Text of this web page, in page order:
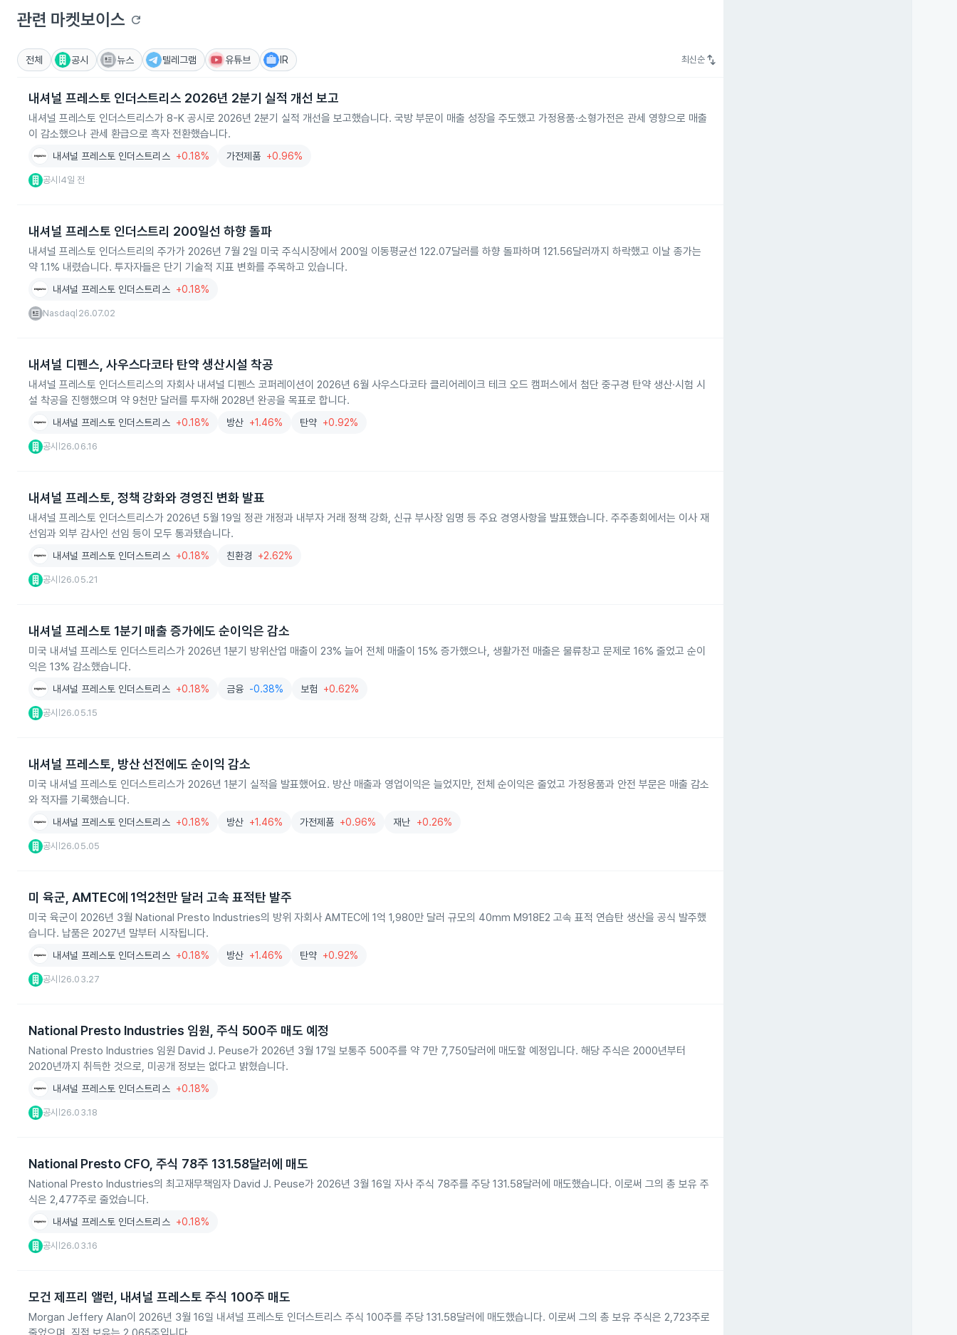
관련 마켓보이스 refresh
전체 공시 뉴스 텔레그램 유튜브 IR 최신순 swap_vert
내셔널 프레스토 인더스트리스 2026년 2분기 실적 개선 보고
내셔널 프레스토 인더스트리스가 8-K 공시로 2026년 2분기 실적 개선을 보고했습니다. 국방 부문이 매출 성장을 주도했고 가정용품·소형가전은 관세 영향으로 매출
이 감소했으나 관세 환급으로 흑자 전환했습니다.
내셔널 프레스토 인더스트리스 +0.18% 가전제품 +0.96%
공시 4일 전
내셔널 프레스토 인더스트리 200일선 하향 돌파
내셔널 프레스토 인더스트리의 주가가 2026년 7월 2일 미국 주식시장에서 200일 이동평균선 122.07달러를 하향 돌파하며 121.56달러까지 하락했고 이날 종가는
약 1.1% 내렸습니다. 투자자들은 단기 기술적 지표 변화를 주목하고 있습니다.
내셔널 프레스토 인더스트리스 +0.18%
Nasdaq 26.07.02
내셔널 디펜스, 사우스다코타 탄약 생산시설 착공
내셔널 프레스토 인더스트리스의 자회사 내셔널 디펜스 코퍼레이션이 2026년 6월 사우스다코타 클리어레이크 테크 오드 캠퍼스에서 첨단 중구경 탄약 생산·시험 시
설 착공을 진행했으며 약 9천만 달러를 투자해 2028년 완공을 목표로 합니다.
내셔널 프레스토 인더스트리스 +0.18% 방산 +1.46% 탄약 +0.92%
공시 26.06.16
내셔널 프레스토, 정책 강화와 경영진 변화 발표
내셔널 프레스토 인더스트리스가 2026년 5월 19일 정관 개정과 내부자 거래 정책 강화, 신규 부사장 임명 등 주요 경영사항을 발표했습니다. 주주총회에서는 이사 재
선임과 외부 감사인 선임 등이 모두 통과됐습니다.
내셔널 프레스토 인더스트리스 +0.18% 친환경 +2.62%
공시 26.05.21
내셔널 프레스토 1분기 매출 증가에도 순이익은 감소
미국 내셔널 프레스토 인더스트리스가 2026년 1분기 방위산업 매출이 23% 늘어 전체 매출이 15% 증가했으나, 생활가전 매출은 물류창고 문제로 16% 줄었고 순이
익은 13% 감소했습니다.
내셔널 프레스토 인더스트리스 +0.18% 금융 -0.38% 보험 +0.62%
공시 26.05.15
내셔널 프레스토, 방산 선전에도 순이익 감소
미국 내셔널 프레스토 인더스트리스가 2026년 1분기 실적을 발표했어요. 방산 매출과 영업이익은 늘었지만, 전체 순이익은 줄었고 가정용품과 안전 부문은 매출 감소
와 적자를 기록했습니다.
내셔널 프레스토 인더스트리스 +0.18% 방산 +1.46% 가전제품 +0.96% 재난 +0.26%
공시 26.05.05
미 육군, AMTEC에 1억2천만 달러 고속 표적탄 발주
미국 육군이 2026년 3월 National Presto Industries의 방위 자회사 AMTEC에 1억 1,980만 달러 규모의 40mm M918E2 고속 표적 연습탄 생산을 공식 발주했
습니다. 납품은 2027년 말부터 시작됩니다.
내셔널 프레스토 인더스트리스 +0.18% 방산 +1.46% 탄약 +0.92%
공시 26.03.27
National Presto Industries 임원, 주식 500주 매도 예정
National Presto Industries 임원 David J. Peuse가 2026년 3월 17일 보통주 500주를 약 7만 7,750달러에 매도할 예정입니다. 해당 주식은 2000년부터
2020년까지 취득한 것으로, 미공개 정보는 없다고 밝혔습니다.
내셔널 프레스토 인더스트리스 +0.18%
공시 26.03.18
National Presto CFO, 주식 78주 131.58달러에 매도
National Presto Industries의 최고재무책임자 David J. Peuse가 2026년 3월 16일 자사 주식 78주를 주당 131.58달러에 매도했습니다. 이로써 그의 총 보유 주
식은 2,477주로 줄었습니다.
내셔널 프레스토 인더스트리스 +0.18%
공시 26.03.16
모건 제프리 앨런, 내셔널 프레스토 주식 100주 매도
Morgan Jeffery Alan이 2026년 3월 16일 내셔널 프레스토 인더스트리스 주식 100주를 주당 131.58달러에 매도했습니다. 이로써 그의 총 보유 주식은 2,723주로